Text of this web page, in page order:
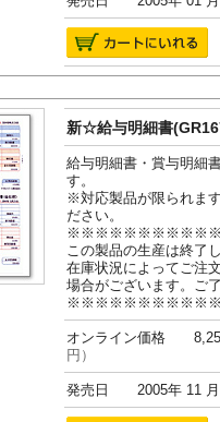
新☆給与明細書
給与明細書・賞与明細
す。
※対応製品が限られま
ださい。
この製品の生産は終了
在庫状況によってご注
場合がございます。ご
オンライン価格
円）
発売日 2005年 11 月